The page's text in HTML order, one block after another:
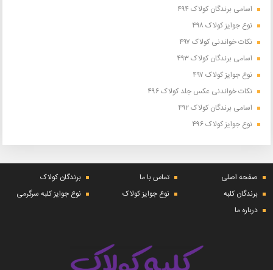
اسامی برندگان کولاک ۴۹۴
نوع جوایز کولاک ۴۹۸
نکات خواندنی کولاک ۴۹۷
اسامی برندگان کولاک ۴۹۳
نوع جوایز کولاک ۴۹۷
نکات خواندنی عکس جلد کولاک ۴۹۶
اسامی برندگان کولاک ۴۹۲
نوع جوایز کولاک ۴۹۶
صفحه اصلی تماس با ما
برندگان کولاک
برندگان کلبه
نوع جوایز کولاک
نوع جوایز کلبه سرگرمی
درباره ما